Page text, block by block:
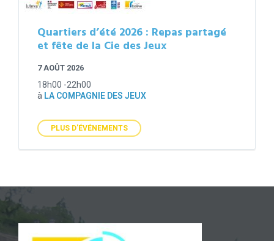
Quartiers d’été 2026 : Repas partagé
et fête de la Cie des Jeux
7 AOÛT 2026
18h00 -22h00
à LA COMPAGNIE DES JEUX
PLUS D'ÉVÉNEMENTS